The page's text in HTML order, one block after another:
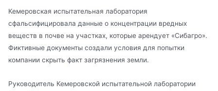
Кемеровская испытательная лаборатория
сфальсифицировала данные о концентрации вредных
веществ в почве на участках, которые арендует «Сибагро».
Фиктивные документы создали условия для попытки
компании скрыть факт загрязнения земли.
Руководитель Кемеровской испытательной лаборатории